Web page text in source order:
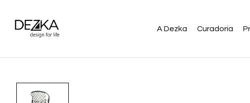
A Dezka Curadoria